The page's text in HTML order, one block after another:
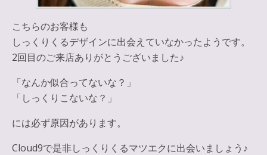
こちらのお客様も
しっくりくるデザインに出会えていなかったようです。
2回目のご来店ありがとうございました♪
「なんか似合ってないな？」
「しっくりこないな？」
には必ず原因があります。
Cloud9で是非しっくりくるマツエクに出会いましょう♪